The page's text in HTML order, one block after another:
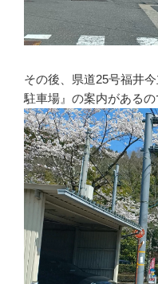
その後、県道25号福井
駐車場』の案内があるの